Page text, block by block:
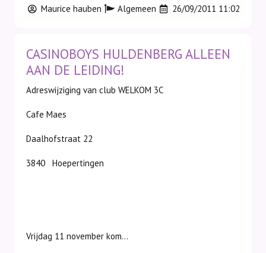
Maurice hauben Algemeen 26/09/2011 11:02
CASINOBOYS HULDENBERG ALLEEN
AAN DE LEIDING!
Adreswijziging van club WELKOM 3C
Cafe Maes
Daalhofstraat 22
3840 Hoepertingen
Vrijdag 11 november kom...